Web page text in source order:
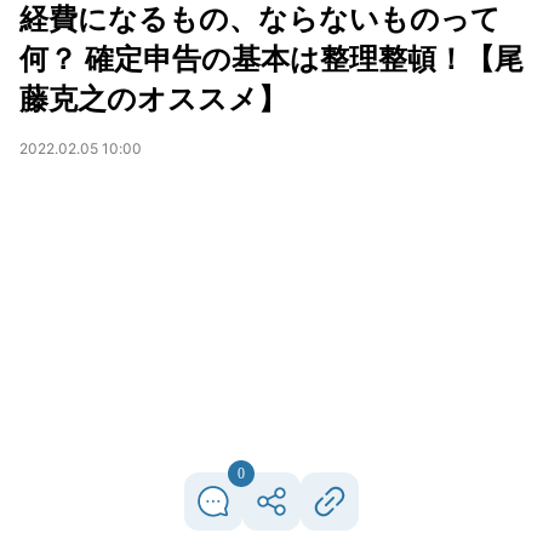
経費になるもの、ならないものって
何？ 確定申告の基本は整理整頓！【尾
藤克之のオススメ】
2022.02.05 10:00
0